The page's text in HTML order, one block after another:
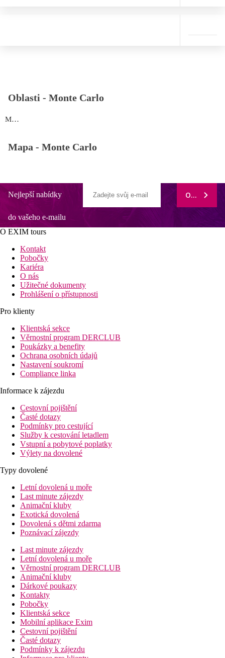
Oblasti - Monte Carlo
Monte Carlo
Mapa - Monte Carlo
Nejlepší nabídky
do vašeho e-mailu
ODEBÍRAT
O EXIM tours
Kontakt
Pobočky
Kariéra
O nás
Užitečné dokumenty
Prohlášení o přístupnosti
Pro klienty
Klientská sekce
Věrnostní program DERCLUB
Poukázky a benefity
Ochrana osobních údajů
Nastavení soukromí
Compliance linka
Informace k zájezdu
Cestovní pojištění
Časté dotazy
Podmínky pro cestující
Služby k cestování letadlem
Vstupní a pobytové poplatky
Výlety na dovolené
Typy dovolené
Letní dovolená u moře
Last minute zájezdy
Animační kluby
Exotická dovolená
Dovolená s dětmi zdarma
Poznávací zájezdy
Last minute zájezdy
Letní dovolená u moře
Věrnostní program DERCLUB
Animační kluby
Dárkové poukazy
Kontakty
Pobočky
Klientská sekce
Mobilní aplikace Exim
Cestovní pojištění
Časté dotazy
Podmínky k zájezdu